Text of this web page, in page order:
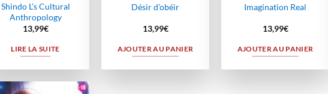
Shindo L’s Cultural
Anthropology
13,99€
LIRE LA SUITE
Désir d’obéir
13,99€
AJOUTER AU PANIER
Imagination Real
13,99€
AJOUTER AU PANIER